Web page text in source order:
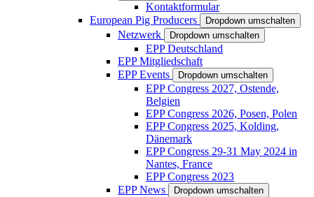
Kontaktformular
European Pig Producers
Dropdown umschalten
Netzwerk Dropdown umschalten
EPP Deutschland
EPP Mitgliedschaft
EPP Events
Dropdown umschalten
EPP Congress 2027, Ostende,
Belgien
EPP Congress 2026, Posen, Polen
EPP Congress 2025, Kolding,
Dänemark
EPP Congress 29-31 May 2024 in
Nantes, France
EPP Congress 2023
EPP News
Dropdown umschalten